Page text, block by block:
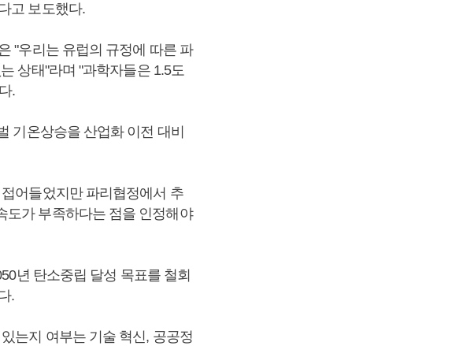
고 보도했다.
"우리는 유럽의 규정에 따른 파
상태"라며 "과학자들은 1.5도
.
기온상승을 산업화 이전 대비
어들었지만 파리협정에서 추
도가 부족하다는 점을 인정해야
년 탄소중립 달성 목표를 철회
.
는지 여부는 기술 혁신, 공공정